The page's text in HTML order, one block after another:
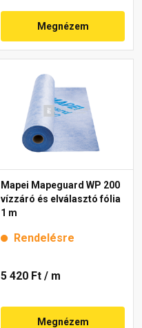
Megnézem
Mapei Mapeguard WP 200
vízzáró és elválasztó fólia
1 m
Rendelésre
5 420 Ft / m
Megnézem